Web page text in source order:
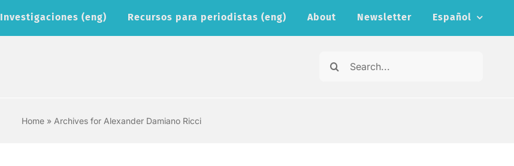
Investigaciones (eng) Recursos para periodistas (eng) About Newsletter Español
Search
Home » Archives for Alexander Damiano Ricci